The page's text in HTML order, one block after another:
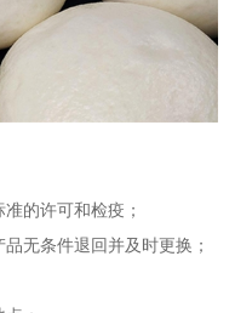
的许可和检疫；
无条件退回并及时更换；